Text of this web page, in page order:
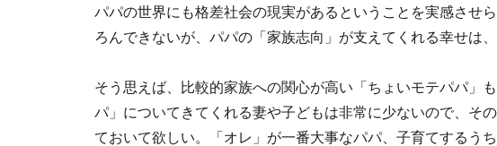
パパの世界にも格差社会の現実があるということを実感させ
ろんできないが、パパの「家族志向」が支えてくれる幸せは、
そう思えば、比較的家族への関心が高い「ちょいモテパパ」
パ」についてきてくれる妻や子どもは非常に少ないので、そ
ておいて欲しい。「オレ」が一番大事なパパ、子育てするう